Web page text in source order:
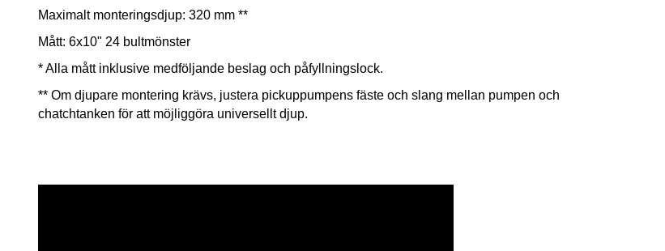
Maximalt monteringsdjup: 320 mm **
Mått: 6x10" 24 bultmönster
* Alla mått inklusive medföljande beslag och påfyllningslock.
** Om djupare montering krävs, justera pickuppumpens fäste och slang mellan pumpen och
chatchtanken för att möjliggöra universellt djup.